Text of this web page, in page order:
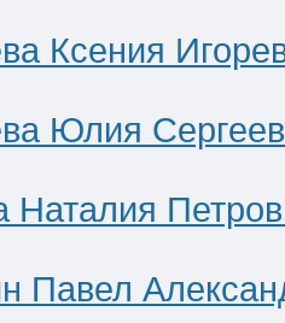
Ксения
Юлия
Наталия
Павел